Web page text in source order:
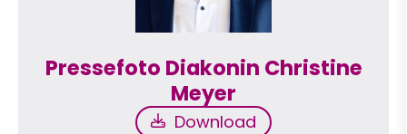
Download
Download
Pressefoto Diakonin Christine
Meyer